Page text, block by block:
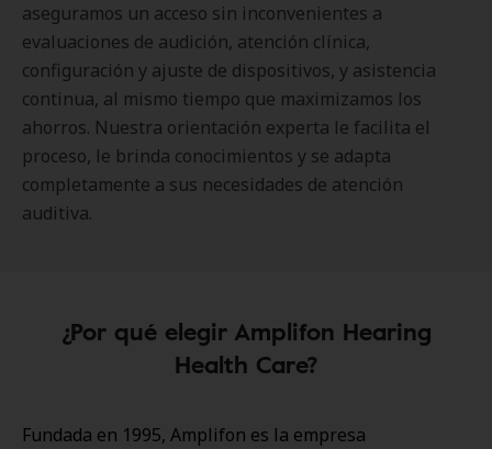
aseguramos un acceso sin inconvenientes a
evaluaciones de audición, atención clínica,
configuración y ajuste de dispositivos, y asistencia
continua, al mismo tiempo que maximizamos los
ahorros. Nuestra orientación experta le facilita el
proceso, le brinda conocimientos y se adapta
completamente a sus necesidades de atención
auditiva.
¿Por qué elegir Amplifon Hearing
Health Care?
Fundada en 1995, Amplifon es la empresa